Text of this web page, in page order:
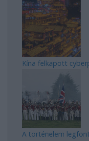
Kína felkapott
A történelem